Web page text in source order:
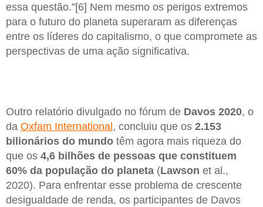
essa questão.”[6] Nem mesmo os perigos extremos
para o futuro do planeta superaram as diferenças
entre os líderes do capitalismo, o que compromete as
perspectivas de uma ação significativa.
Outro relatório divulgado no fórum de Davos 2020, o
da Oxfam International , concluiu que os 2.153
bilionários do mundo têm agora mais riqueza do
que os 4,6 bilhões de pessoas que constituem
60% da população do planeta (Lawson et al.,
2020). Para enfrentar esse problema de crescente
desigualdade de renda, os participantes de Davos